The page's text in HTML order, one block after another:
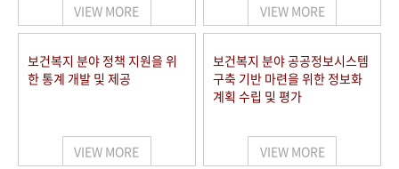
VIEW MORE VIEW MORE
보건복지 분야 정책 지원을 위
한 통계 개발 및 제공
VIEW MORE
보건복지 분야 공공정보시스템
구축 기반 마련을 위한 정보화
계획 수립 및 평가
VIEW MORE